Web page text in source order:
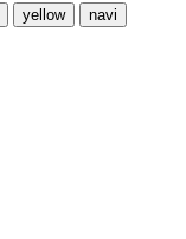
yellow
navi